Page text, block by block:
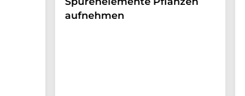
aufnehmen